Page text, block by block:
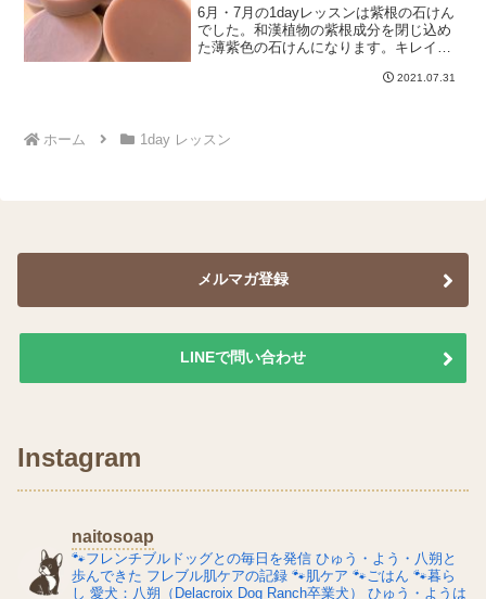
6月・7月の1dayレッスンは紫根の石けん
でした。和漢植物の紫根成分を閉じ込め
た薄紫色の石けんになります。キレイな
せると青紫に。色がくるくる変わって、
2021.07.31
ホーム 1day レッスン
メルマガ登録
LINEで問い合わせ
Instagram
naitosoap
🐾フレンチブルドッグとの毎日を発信 ひゅう・よう・八朔と
歩んできた フレブル肌ケアの記録 🐾肌ケア 🐾ごはん 🐾暮ら
し 愛犬：八朔（Delacroix Dog Ranch卒業犬）
ひゅう・ようは